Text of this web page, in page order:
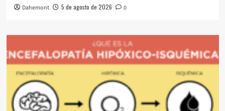
Dahemont 5 de agosto de 2026 0